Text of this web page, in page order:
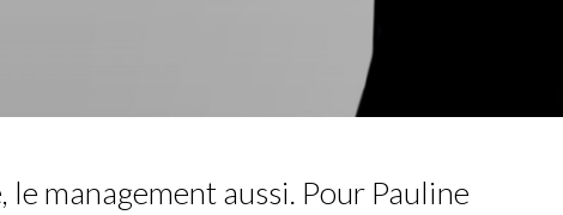
le management aussi. Pour Pauline